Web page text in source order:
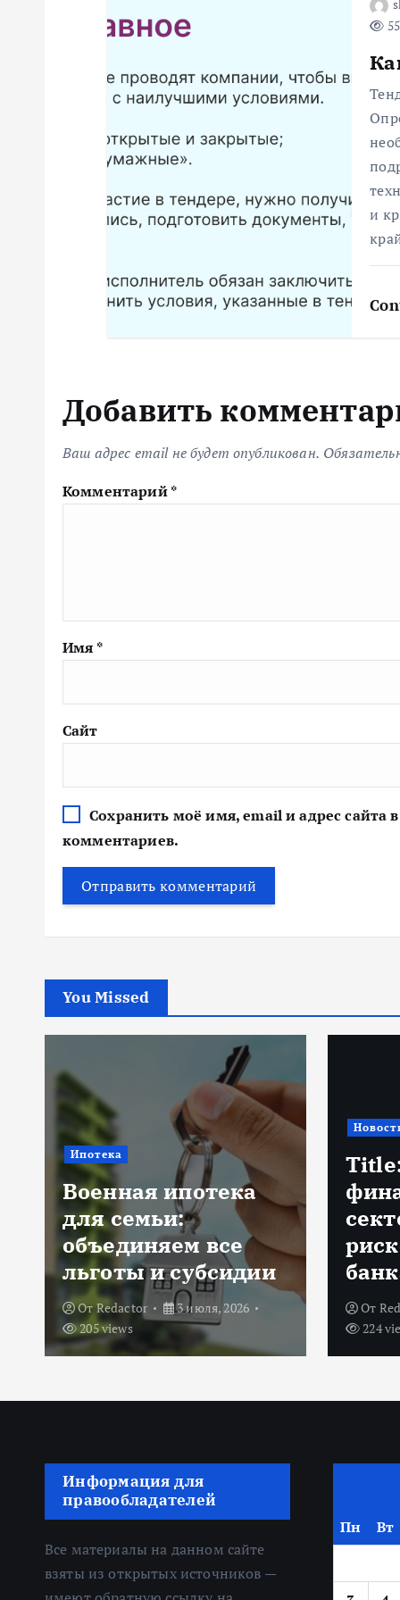
и
Добавить
Ваш адрес email не будет опубликован.
Комментарий*
Имя *
Сайт
Сохранить моё имя, email и адрес сайта
комментариев.
You Missed
Новости
Title: ИИ в
финансовом
секторе: оценка
рисков и выбор
банка
ОтRedactor
18 июня, 2026
224 views
ИИ:
От
25 мая,
Информация для
правообладателей
Все материалы на данном сайте
взяты из открытых источников —
Пн Вт